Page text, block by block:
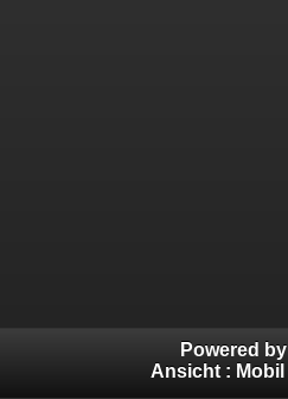
Powered by
Ansicht : Mobil